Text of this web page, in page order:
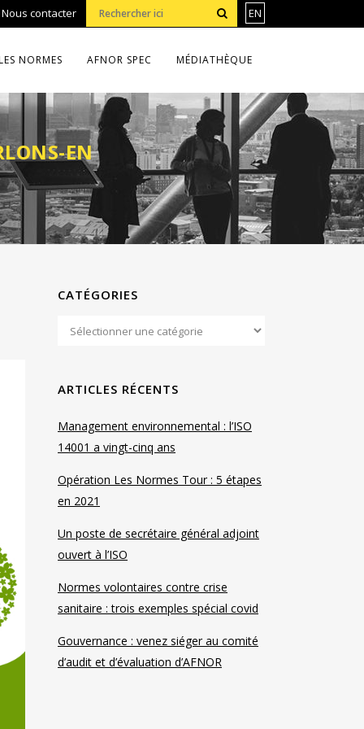
Nous contacter EN
NORMES AFNOR SPEC MÉDIATHÈQUE
EN
CATÉGORIES
ARTICLES RÉCENTS
Management environnemental : l’ISO
14001 a vingt-cinq ans
Opération Les Normes Tour : 5 étapes
en 2021
Un poste de secrétaire général adjoint
ouvert à l’ISO
Normes volontaires contre crise
sanitaire : trois exemples spécial covid
Gouvernance : venez siéger au comité
d’audit et d’évaluation d’AFNOR